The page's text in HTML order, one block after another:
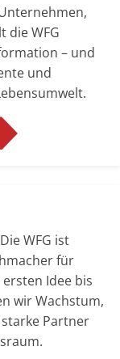
die WFG
– und
und
WFG ist
für
Idee bis
wir Wachstum,
Partner